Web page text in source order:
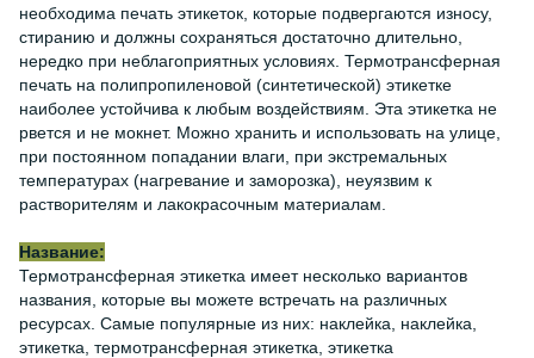
необходима печать этикеток, которые подвергаются износу,
стиранию и должны сохраняться достаточно длительно,
нередко при неблагоприятных условиях. Термотрансферная
печать на полипропиленовой (синтетической) этикетке
наиболее устойчива к любым воздействиям. Эта этикетка не
рвется и не мокнет. Можно хранить и использовать на улице,
при постоянном попадании влаги, при экстремальных
температурах (нагревание и заморозка), неуязвим к
растворителям и лакокрасочным материалам.
Название:
Термотрансферная этикетка имеет несколько вариантов
названия, которые вы можете встречать на различных
ресурсах. Самые популярные из них: наклейка, наклейка,
этикетка, термотрансферная этикетка, этикетка